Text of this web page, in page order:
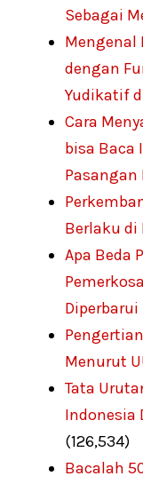
Sebagai
Mengenal
dengan
Yudikatif
Cara
bisa Baca
Berlaku di
Apa Beda
Diperbarui
Menurut
Tata
Indonesia
(126,534)
Bacalah